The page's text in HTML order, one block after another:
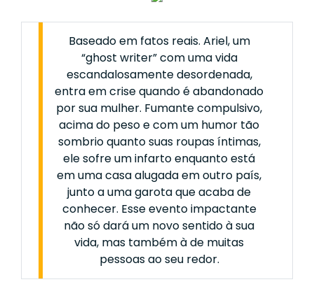
Baseado em fatos reais. Ariel, um
“ghost writer” com uma vida
escandalosamente desordenada,
entra em crise quando é abandonado
por sua mulher. Fumante compulsivo,
acima do peso e com um humor tão
sombrio quanto suas roupas íntimas,
ele sofre um infarto enquanto está
em uma casa alugada em outro país,
junto a uma garota que acaba de
conhecer. Esse evento impactante
não só dará um novo sentido à sua
vida, mas também à de muitas
pessoas ao seu redor.